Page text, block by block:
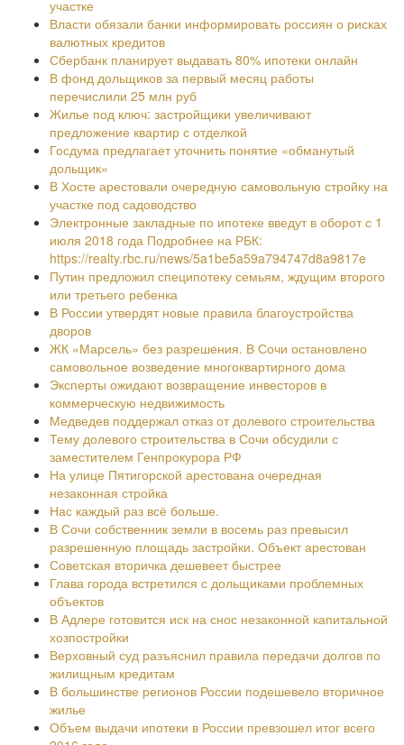
участке
Власти обязали банки информировать россиян о рисках
валютных кредитов
Сбербанк планирует выдавать 80% ипотеки онлайн
В фонд дольщиков за первый месяц работы
перечислили 25 млн руб
Жилье под ключ: застройщики увеличивают
предложение квартир с отделкой
Госдума предлагает уточнить понятие «обманутый
дольщик»
В Хосте арестовали очередную самовольную стройку на
участке под садоводство
Электронные закладные по ипотеке введут в оборот с 1
июля 2018 года Подробнее на РБК:
https://realty.rbc.ru/news/5a1be5a59a794747d8a9817e
Путин предложил специпотеку семьям, ждущим второго
или третьего ребенка
В России утвердят новые правила благоустройства
дворов
ЖК «Марсель» без разрешения. В Сочи остановлено
самовольное возведение многоквартирного дома
Эксперты ожидают возвращение инвесторов в
коммерческую недвижимость
Медведев поддержал отказ от долевого строительства
Тему долевого строительства в Сочи обсудили с
заместителем Генпрокурора РФ
На улице Пятигорской арестована очередная
незаконная стройка
Нас каждый раз всё больше.
В Сочи собственник земли в восемь раз превысил
разрешенную площадь застройки. Объект арестован
Советская вторичка дешевеет быстрее
Глава города встретился с дольщиками проблемных
объектов
В Адлере готовится иск на снос незаконной капитальной
хозпостройки
Верховный суд разъяснил правила передачи долгов по
жилищным кредитам
В большинстве регионов России подешевело вторичное
жилье
Объем выдачи ипотеки в России превзошел итог всего